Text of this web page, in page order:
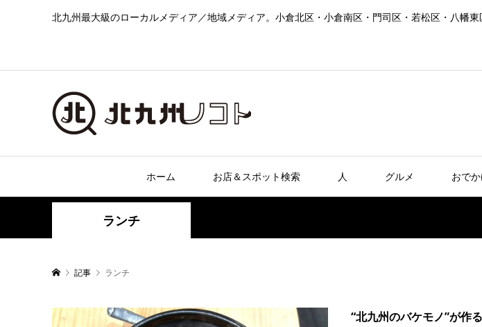
北九州最大級のローカルメディア／地域メディア。小倉北区・小倉南区・門司区・若松区・八幡
ホーム お店＆スポット検索 人 グルメ おで
ランチ
記事 ランチ
“北九州のバケモノ”が作